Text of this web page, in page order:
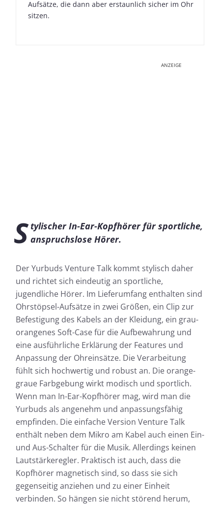
Aufsätze, die dann aber erstaunlich sicher im Ohr
sitzen.
ANZEIGE
S tylischer In-Ear-Kopfhörer für sportliche,
anspruchslose Hörer.
Der Yurbuds Venture Talk kommt stylisch daher
und richtet sich eindeutig an sportliche,
jugendliche Hörer. Im Lieferumfang enthalten sind
Ohrstöpsel-Aufsätze in zwei Größen, ein Clip zur
Befestigung des Kabels an der Kleidung, ein grau-
orangenes Soft-Case für die Aufbewahrung und
eine ausführliche Erklärung der Features und
Anpassung der Ohreinsätze. Die Verarbeitung
fühlt sich hochwertig und robust an. Die orange-
graue Farbgebung wirkt modisch und sportlich.
Wenn man In-Ear-Kopfhörer mag, wird man die
Yurbuds als angenehm und anpassungsfähig
empfinden. Die einfache Version Venture Talk
enthält neben dem Mikro am Kabel auch einen Ein-
und Aus-Schalter für die Musik. Allerdings keinen
Lautstärkeregler. Praktisch ist auch, dass die
Kopfhörer magnetisch sind, so dass sie sich
gegenseitig anziehen und zu einer Einheit
verbinden. So hängen sie nicht störend herum,